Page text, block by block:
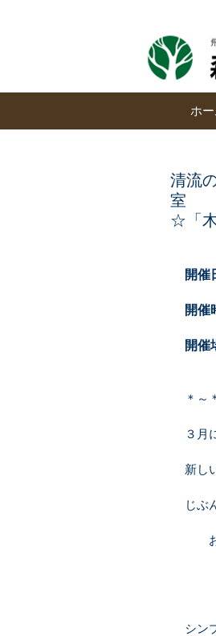
ホー
清流
☆「
開催
開催
開催
＊～
３月
新し
じぶ
お
ま
シン